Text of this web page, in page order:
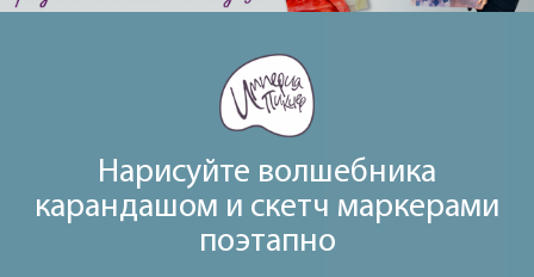
Нарисуйте волшебника
карандашом и скетч маркерами
поэтапно